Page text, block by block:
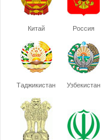
Китай Россия
Таджикистан Узбекистан